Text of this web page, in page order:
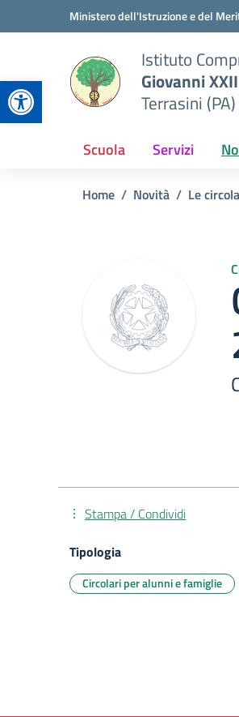
Apri la barra degli
Vai ai contenuti
Vai al menu di navigazioneMinistero dell'Istruzione e del
Istituto
Giovanni
Terrasini (PA)
Scuola Servizi
Home Novità Le
Stampa / Condividi
Tipologia
Circolari per alunni e famiglie